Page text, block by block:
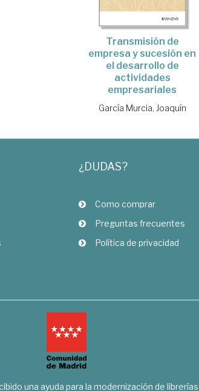
Transmisión de
empresa y sucesión en
el desarrollo de
actividades
empresariales
García Murcia, Joaquín
¿DUDAS?
Como comprar
Preguntas frecuentes
Política de privacidad
una ayuda para la modernización de librerías